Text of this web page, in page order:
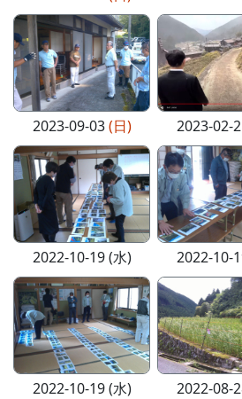
2023-09-03(日) 2023-02-
2022-10-19 (水) 2022-10-
2022-10-19 (水) 2022-08-